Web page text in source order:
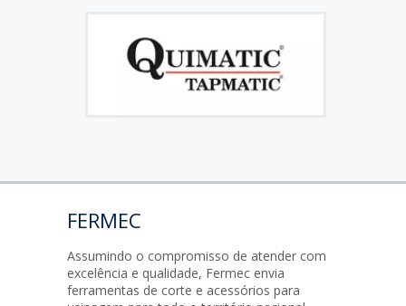
FERMEC
Assumindo o compromisso de atender com
excelência e qualidade, Fermec envia
ferramentas de corte e acessórios para